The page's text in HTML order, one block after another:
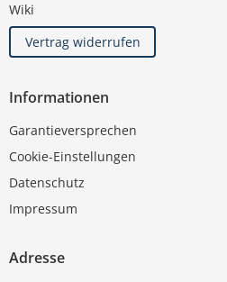
Wiki
Vertrag widerrufen
Informationen
Garantieversprechen
Cookie-Einstellungen
Datenschutz
Impressum
Adresse